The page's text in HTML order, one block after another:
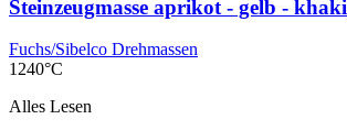
Steinzeugmasse aprikot - gelb - khaki
Fuchs/Sibelco Drehmassen
1240°C
Alles Lesen